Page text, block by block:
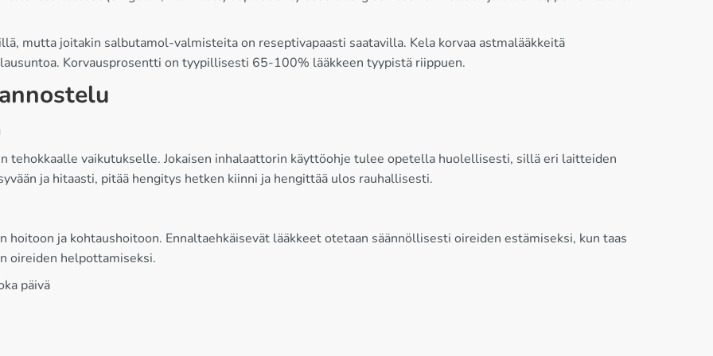
mutta joitakin salbutamol-valmisteita on reseptivapaasti saatavilla. Kela korvaa astmalääkkeitä
Korvausprosentti on tyypillisesti 65-100% lääkkeen tyypistä riippuen.
tehokkaalle vaikutukselle. Jokaisen inhalaattorin käyttöohje tulee opetella huolellisesti, sillä eri laitteiden
ja hitaasti, pitää hengitys hetken kiinni ja hengittää ulos rauhallisesti.
hoitoon ja kohtaushoitoon. Ennaltaehkäisevät lääkkeet otetaan säännöllisesti oireiden estämiseksi, kun taas
oireiden helpottamiseksi.
päivä